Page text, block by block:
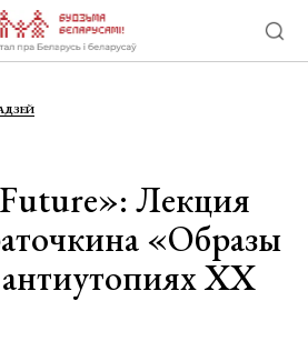
Лекция
«Образы
антиутопиях ХХ